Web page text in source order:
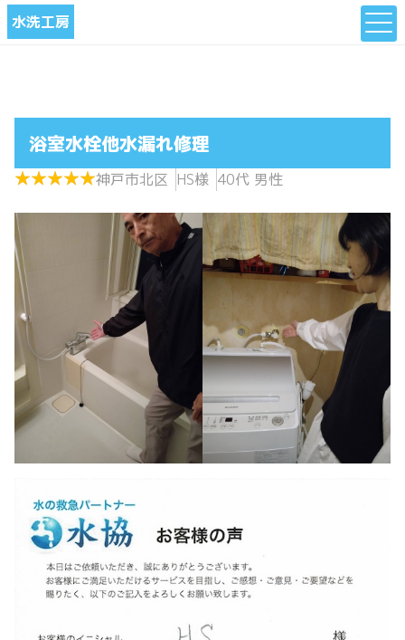
水洗工房
浴室水栓他水漏れ修理
★★★★★
★★★★★神戸市北区 HS様 40代 男性